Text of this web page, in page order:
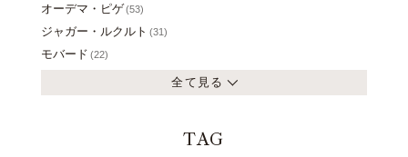
オーデマ・ピゲ(53)
ジャガー・ルクルト (31)
モバード (22)
全て見る
TAG